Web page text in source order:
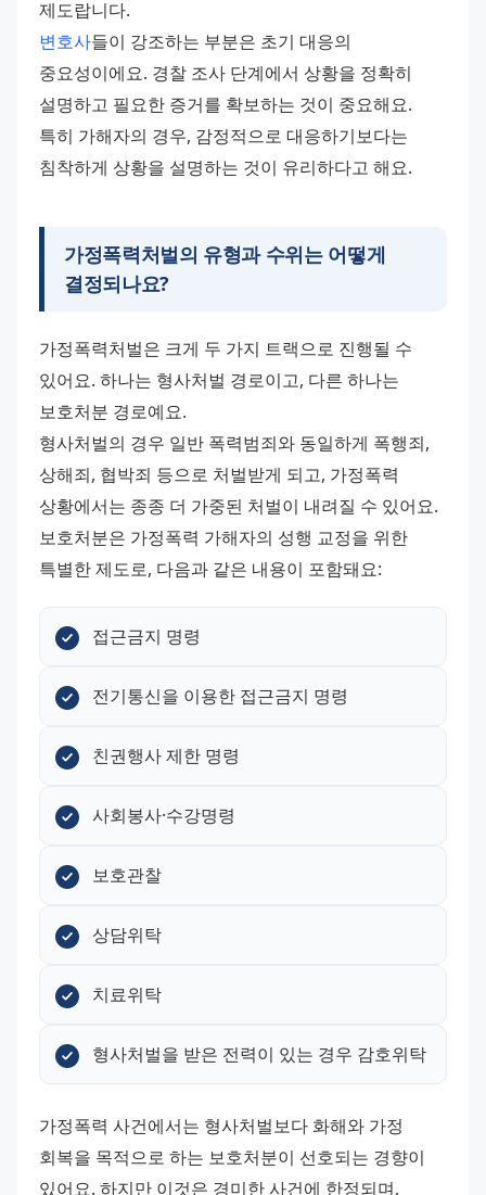
제도랍니다.
변호사들이 강조하는 부분은 초기 대응의
중요성이에요. 경찰 조사 단계에서 상황을 정확히
설명하고 필요한 증거를 확보하는 것이 중요해요.
특히 가해자의 경우, 감정적으로 대응하기보다는
침착하게 상황을 설명하는 것이 유리하다고 해요.
가정폭력처벌의 유형과 수위는 어떻게
결정되나요?
가정폭력처벌은 크게 두 가지 트랙으로 진행될 수
있어요. 하나는 형사처벌 경로이고, 다른 하나는
보호처분 경로예요.
형사처벌의 경우 일반 폭력범죄와 동일하게 폭행죄,
상해죄, 협박죄 등으로 처벌받게 되고, 가정폭력
상황에서는 종종 더 가중된 처벌이 내려질 수 있어요.
보호처분은 가정폭력 가해자의 성행 교정을 위한
특별한 제도로, 다음과 같은 내용이 포함돼요:
접근금지 명령
전기통신을 이용한 접근금지 명령
친권행사 제한 명령
사회봉사·수강명령
보호관찰
상담위탁
치료위탁
형사처벌을 받은 전력이 있는 경우 감호위탁
가정폭력 사건에서는 형사처벌보다 화해와 가정
회복을 목적으로 하는 보호처분이 선호되는 경향이
있어요. 하지만 이것은 경미한 사건에 한정되며,